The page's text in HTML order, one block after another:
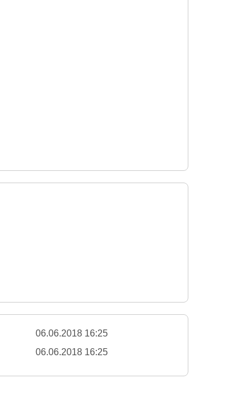
06.06.2018 16:25
06.06.2018 16:25